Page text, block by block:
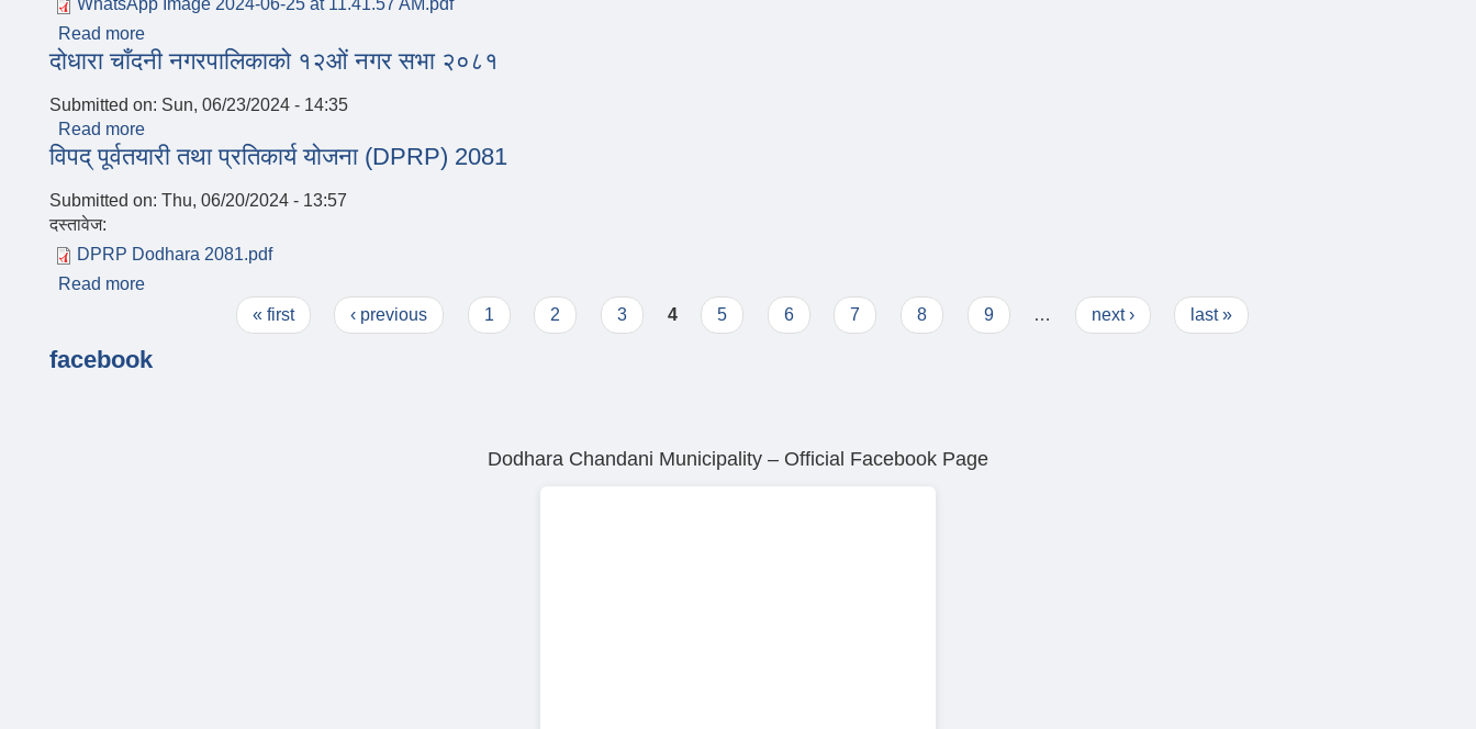
WhatsApp Image 2024-06-25 at 11.41.57 AM.pdf
Read more
दोधारा चाँदनी नगरपालिकाको १२ओं नगर सभा २०८१
Submitted on: Sun, 06/23/2024 - 14:35
Read more
विपद् पूर्वतयारी तथा प्रतिकार्य योजना (DPRP) 2081
Submitted on: Thu, 06/20/2024 - 13:57
दस्तावेज:
DPRP Dodhara 2081.pdf
Read more
« first ‹ previous 1 2 3 4 5 6 7 8 9 … next › last »
facebook
Dodhara Chandani Municipality – Official Facebook Page